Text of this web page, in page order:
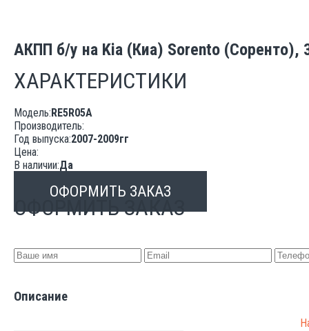
АКПП б/у на Kia (Киа) Sorento (Соренто),
ХАРАКТЕРИСТИКИ
Модель: RE5R05A
Производитель:
Год выпуска:2007-2009гг
Цена:
В наличии:Да
ОФОРМИТЬ ЗАКАЗ
ОФОРМИТЬ ЗАКАЗ
Описание